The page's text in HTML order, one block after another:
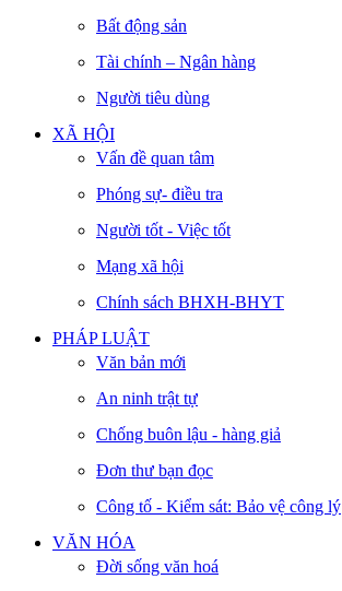
Bất động sản
Tài chính – Ngân hàng
Người tiêu dùng
XÃ HỘI
Vấn đề quan tâm
Phóng sự- điều tra
Người tốt - Việc tốt
Mạng xã hội
Chính sách BHXH-BHYT
PHÁP LUẬT
Văn bản mới
An ninh trật tự
Chống buôn lậu - hàng giả
Đơn thư bạn đọc
Công tố - Kiểm sát: Bảo vệ công lý
VĂN HÓA
Đời sống văn hoá